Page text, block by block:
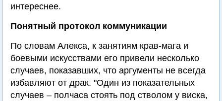
интереснее.
Понятный протокол коммуникации
По словам Алекса, к занятиям крав-мага и
боевыми искусствами его привели несколько
случаев, показавших, что аргументы не всегда
избавляют от драк. "Один из показательных
случаев – полчаса стоять под стволом у виска,